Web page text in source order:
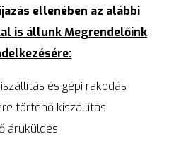
ellenében az alábbi
is állunk Megrendelőink
és gépi rakodás
történő kiszállítás
áruküldés